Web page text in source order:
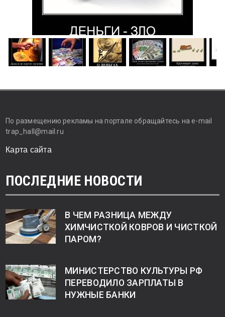
По размещению рекламы на портале обращайтесь на e-mail
trap_hall@mail.ru
Карта сайта
ПОСЛЕДНИЕ НОВОСТИ
В ЧЕМ РАЗНИЦА МЕЖДУ
ХИМЧИСТКОЙ КОВРОВ И ЧИСТКОЙ
ПАРОМ?
МИНИСТЕРСТВО КУЛЬТУРЫ РФ
ПЕРЕВОДИЛО ЗАРПЛАТЫ В
НУЖНЫЕ БАНКИ